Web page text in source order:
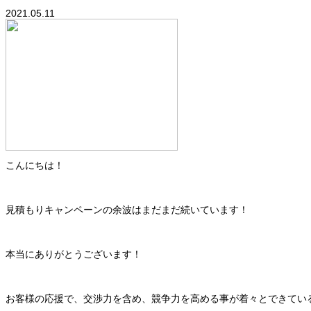
2021.05.11
こんにちは！
見積もりキャンペーンの余波はまだまだ続いています！
本当にありがとうございます！
お客様の応援で、交渉力を含め、競争力を高める事が着々とできてい